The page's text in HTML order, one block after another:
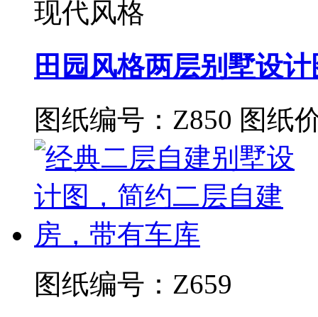
现代风格
田园风格两层别墅设
图纸编号：Z850 图纸
图纸编号：Z659